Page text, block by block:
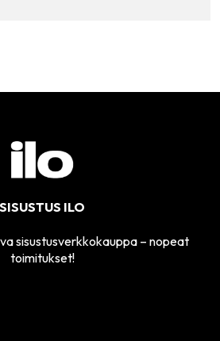
SISUSTUS ILO
sisustusverkkokauppa – nopeat
toimitukset!